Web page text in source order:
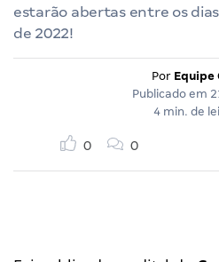
estarão abertas entre os
de 2022!
Por Equipe
Publicado em
4 min. de
0 0